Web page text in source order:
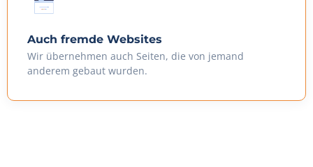
Auch fremde Websites
Wir übernehmen auch Seiten, die von jemand
anderem gebaut wurden.